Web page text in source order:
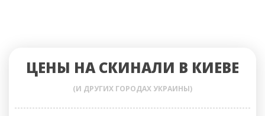
ЦЕНЫ НА СКИНАЛИ В КИЕВЕ
(И ДРУГИХ ГОРОДАХ УКРАИНЫ)